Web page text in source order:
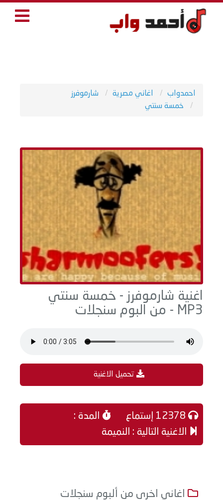
احمدواب اغاني مصرية
شارموفرز
خمسة سنتي
اغنية شارموفرز - خمسة سنتي
MP3 - من البوم سنجلات
تحميل الاغنية
المدة :
الاغنية التالية : النميمة
اغاني اخرى من ألبوم سنجلات